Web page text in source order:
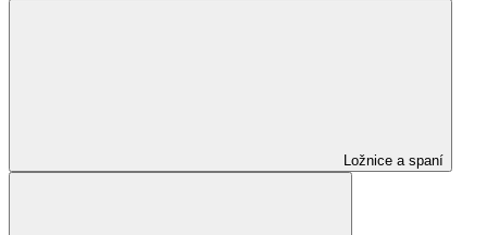
Ložnice a spaní